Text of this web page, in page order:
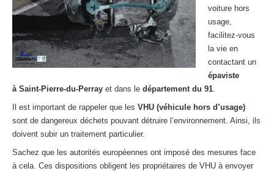
Centreagréé VHU 92 : casse auto avec destruction
agréé VHU 93 : casse auto avec destruction
Centreagréé VHU 94 : casse auto avec destruction
agréé VHU 95 : casse auto avec destruction
DOCUMENTS À JOINDRE
RACHAT VÉHICULES
CONTACT
voiture hors
usage,
facilitez-vous
la vie en
contactant un
épaviste
à Saint-Pierre-du-Perray et dans le département du 91.
Il est important de rappeler que les VHU (véhicule hors d’usage)
sont de dangereux déchets pouvant détruire l’environnement. Ainsi, ils
doivent subir un traitement particulier.
Sachez que les autorités européennes ont imposé des mesures face
à cela. Ces dispositions obligent les propriétaires de VHU à envoyer